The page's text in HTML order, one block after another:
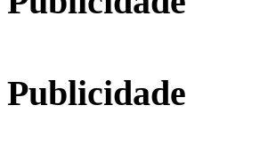
Publicidade